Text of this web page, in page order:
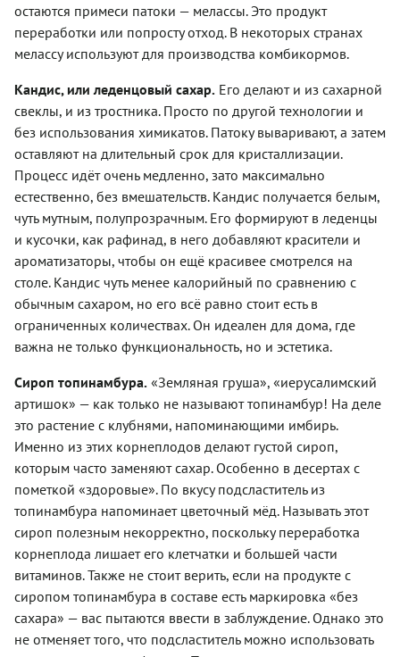
остаются примеси патоки — мелассы. Это продукт
переработки или попросту отход. В некоторых странах
мелассу используют для производства комбикормов.
Кандис, или леденцовый сахар. Его делают и из сахарной
свеклы, и из тростника. Просто по другой технологии и
без использования химикатов. Патоку вываривают, а затем
оставляют на длительный срок для кристаллизации.
Процесс идёт очень медленно, зато максимально
естественно, без вмешательств. Кандис получается белым,
чуть мутным, полупрозрачным. Его формируют в леденцы
и кусочки, как рафинад, в него добавляют красители и
ароматизаторы, чтобы он ещё красивее смотрелся на
столе. Кандис чуть менее калорийный по сравнению с
обычным сахаром, но его всё равно стоит есть в
ограниченных количествах. Он идеален для дома, где
важна не только функциональность, но и эстетика.
Сироп топинамбура. «Земляная груша», «иерусалимский
артишок» — как только не называют топинамбур! На деле
это растение с клубнями, напоминающими имбирь.
Именно из этих корнеплодов делают густой сироп,
которым часто заменяют сахар. Особенно в десертах с
пометкой «здоровые». По вкусу подсластитель из
топинамбура напоминает цветочный мёд. Называть этот
сироп полезным некорректно, поскольку переработка
корнеплода лишает его клетчатки и большей части
витаминов. Также не стоит верить, если на продукте с
сиропом топинамбура в составе есть маркировка «без
сахара» — вас пытаются ввести в заблуждение. Однако это
не отменяет того, что подсластитель можно использовать